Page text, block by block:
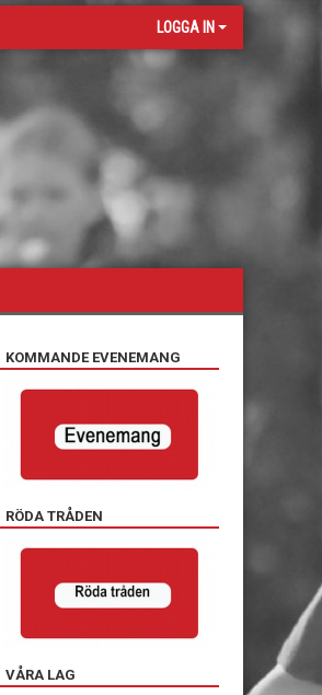
LOGGA IN
KOMMANDE EVENEMANG
RÖDA TRÅDEN
VÅRA LAG